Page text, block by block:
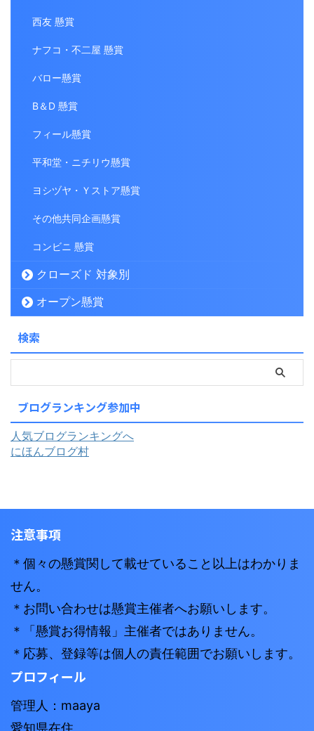
西友 懸賞
ナフコ・不二屋 懸賞
バロー懸賞
B＆D 懸賞
フィール懸賞
平和堂・ニチリウ懸賞
ヨシヅヤ・Ｙストア懸賞
その他共同企画懸賞
コンビニ 懸賞
クローズド 対象別
オープン懸賞
検索
ブログランキング参加中
人気ブログランキングへ
にほんブログ村
注意事項
＊個々の懸賞関して載せていること以上はわかりま
せん。
＊お問い合わせは懸賞主催者へお願いします。
＊「懸賞お得情報」主催者ではありません。
＊応募、登録等は個人の責任範囲でお願いします。
プロフィール
管理人：maaya
愛知県在住